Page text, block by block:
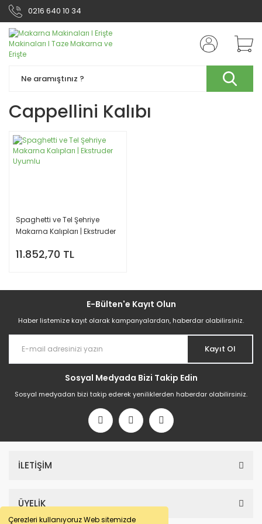
Çerezleri kullanıyoruz Web sitemizde
0216 640 10 34
Cappellini Kalıbı
Spaghetti ve Tel Şehriye
Makarna Kalıpları | Ekstruder
11.852,70 TL
E-Bülten'e Kayıt Olun
Haber listemize kayıt olarak kampanyalardan, haberdar olabilirsiniz.
Kayıt Ol
Sosyal Medyada Bizi Takip Edin
Sosyal medyadan bizi takip ederek yeniliklerden haberdar olabilirsiniz.
İLETİŞİM
ÜYELİK